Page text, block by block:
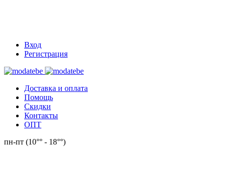
Вход
Регистрация
Доставка и оплата
Помощь
Скидки
Контакты
ОПТ
пн-пт (10°° - 18°°)